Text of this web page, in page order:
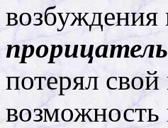
возбуждения
прорицатель
потерял
возможность